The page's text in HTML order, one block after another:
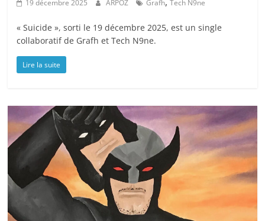
19 décembre 2025 ARPOZ Grafh Tech N9ne
« Suicide », sorti le 19 décembre 2025, est un single
collaboratif de Grafh et Tech N9ne.
Lire la suite